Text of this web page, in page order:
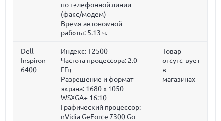
по телефонной линии
(факс/модем)
Время автономной
работы: 5.13 ч.
Dell
Inspiron
6400
Индекс: T2500
Частота процессора: 2.0
ГГц
Разрешение и формат
экрана: 1680 x 1050
WSXGA+ 16:10
Графический процессор:
nVidia GeForce 7300 Go
Товар
отсутствует
в
магазинах